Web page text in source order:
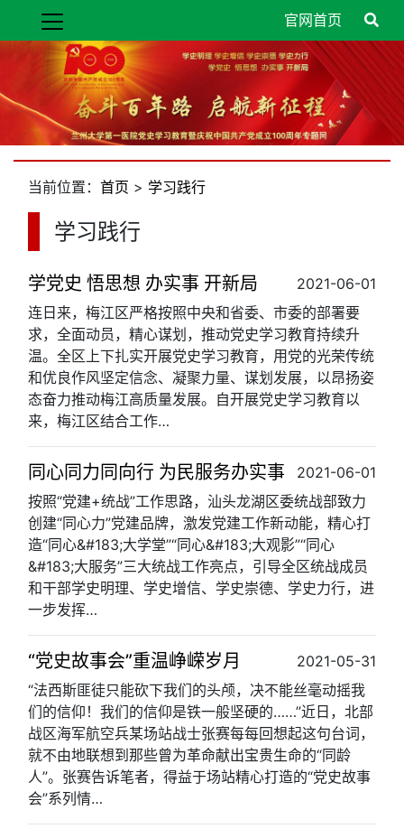
官网首页
当前位置： 首页 > 学习践行
学习践行
学党史 悟思想 办实事 开新局
2021-06-01
连日来，梅江区严格按照中央和省委、市委的部署要
求，全面动员，精心谋划，推动党史学习教育持续升
温。全区上下扎实开展党史学习教育，用党的光荣传统
和优良作风坚定信念、凝聚力量、谋划发展，以昂扬姿
态奋力推动梅江高质量发展。自开展党史学习教育以
来，梅江区结合工作…
同心同力同向行 为民服务办实事
2021-06-01
按照“党建+统战”工作思路，汕头龙湖区委统战部致力
创建“同心力”党建品牌，激发党建工作新动能，精心打
造“同心&#183;大学堂”“同心&#183;大观影”“同心
&#183;大服务”三大统战工作亮点，引导全区统战成员
和干部学史明理、学史增信、学史崇德、学史力行，进
一步发挥…
“党史故事会”重温峥嵘岁月
2021-05-31
“法西斯匪徒只能砍下我们的头颅，决不能丝毫动摇我
们的信仰！我们的信仰是铁一般坚硬的……”近日，北部
战区海军航空兵某场站战士张赛每每回想起这句台词，
就不由地联想到那些曾为革命献出宝贵生命的“同龄
人”。张赛告诉笔者，得益于场站精心打造的“党史故事
会”系列情…